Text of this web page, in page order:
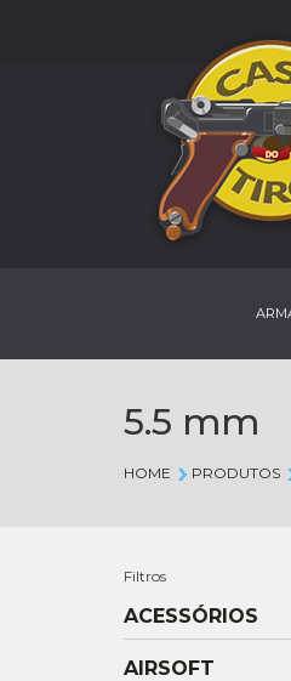
5.5 mm
HOME PRODUTOS
Filtros
ACESSÓRIOS
AIRSOFT